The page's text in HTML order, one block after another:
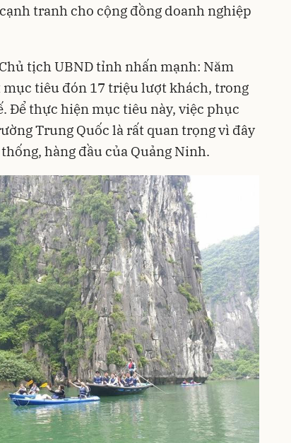
tranh cho cộng đồng doanh nghiệp
tịch UBND tỉnh nhấn mạnh: Năm
tiêu đón 17 triệu lượt khách, trong
Để thực hiện mục tiêu này, việc phục
Trung Quốc là rất quan trọng vì đây
hàng đầu của Quảng Ninh.